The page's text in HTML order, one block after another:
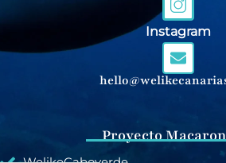
Instagram
Proyecto